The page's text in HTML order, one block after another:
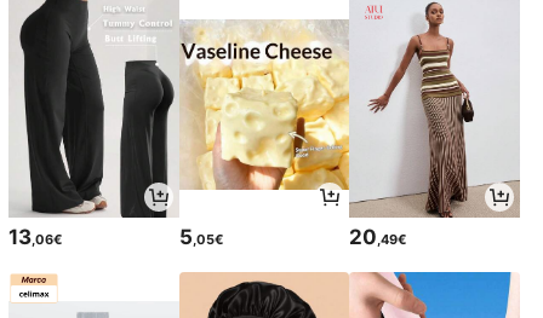
13,06€ 5,05€ 20,49€